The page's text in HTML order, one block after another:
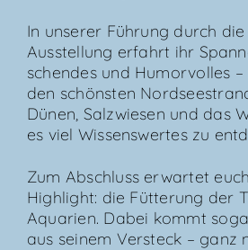
In unse­rer Füh­rung durch
Aus­stel­lung erfahrt ihr
schen­des und Humor­vol­les
den schöns­ten
Dünen, Salz­wie­sen und das
es viel Wis­sens­wer­tes zu
Zum Abschluss erwar­tet
High­light: die Füt­te­rung der
Aqua­ri­en. Dabei kommt
aus sei­nem Ver­steck – ganz